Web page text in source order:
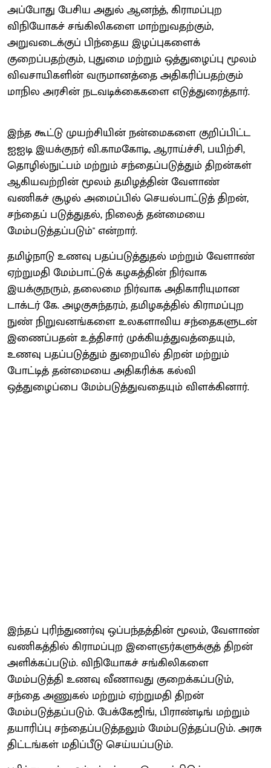
அப்போது பேசிய அதுல் ஆனந்த், கிராமப்புற
விநியோகச் சங்கிலிகளை மாற்றுவதற்கும்,
அறுவடைக்குப் பிந்தைய இழப்புகளைக்
குறைப்பதற்கும், புதுமை மற்றும் ஒத்துழைப்பு மூலம்
விவசாயிகளின் வருமானத்தை அதிகரிப்பதற்கும்
மாநில அரசின் நடவடிக்கைகளை எடுத்துரைத்தார்.
இந்த கூட்டு முயற்சியின் நன்மைகளை குறிப்பிட்ட
ஐஐடி இயக்குநர் வி.காமகோடி, ஆராய்ச்சி, பயிற்சி,
தொழில்நுட்பம் மற்றும் சந்தைப்படுத்தும் திறன்கள்
ஆகியவற்றின் மூலம் தமிழத்தின் வேளாண்
வணிகச் சூழல் அமைப்பில் செயல்பாட்டுத் திறன்,
சந்தைப் படுத்துதல், நிலைத் தன்மையை
மேம்படுத்தப்படும்" என்றார்.
தமிழ்நாடு உணவு பதப்படுத்துதல் மற்றும் வேளாண்
ஏற்றுமதி மேம்பாட்டுக் கழகத்தின் நிர்வாக
இயக்குநரும், தலைமை நிர்வாக அதிகாரியுமான
டாக்டர் கே. அழகுசுந்தரம், தமிழகத்தில் கிராமப்புற
நுண் நிறுவனங்களை உலகளாவிய சந்தைகளுடன்
இணைப்பதன் உத்திசார் முக்கியத்துவத்தையும்,
உணவு பதப்படுத்தும் துறையில் திறன் மற்றும்
போட்டித் தன்மையை அதிகரிக்க கல்வி
ஒத்துழைப்பை மேம்படுத்துவதையும் விளக்கினார்.
இந்தப் புரிந்துணர்வு ஒப்பந்தத்தின் மூலம், வேளாண்
வணிகத்தில் கிராமப்புற இளைஞர்களுக்குத் திறன்
அளிக்கப்படும். விநியோகச் சங்கிலிகளை
மேம்படுத்தி உணவு வீணாவது குறைக்கப்படும்,
சந்தை அணுகல் மற்றும் ஏற்றுமதி திறன்
மேம்படுத்தப்படும். பேக்கேஜிங், பிராண்டிங் மற்றும்
தயாரிப்பு சந்தைப்படுத்தலும் மேம்படுத்தப்படும். அரசு
திட்டங்கள் மதிப்பீடு செய்யப்படும்.